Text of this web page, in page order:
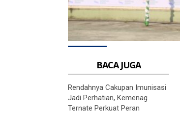
BACA JUGA
Rendahnya Cakupan Imunisasi
Jadi Perhatian, Kemenag
Ternate Perkuat Peran